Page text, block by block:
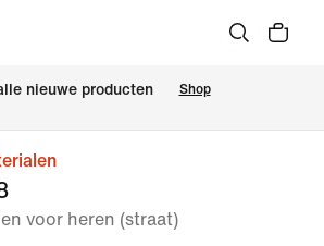
nieuwe producten Shop
voor heren (straat)